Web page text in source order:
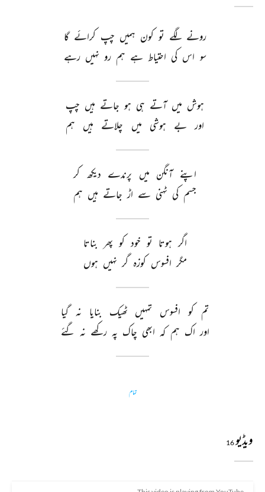
رونے لگے تو کون ہمیں چپ کرائے گا
سو اس کی احتیاط ہے ہم رو نہیں رہے
ہوش میں آتے ہی ہو جاتے ہیں چپ
اور بے ہوشی میں چلاتے ہیں ہم
اپنے آنگن میں پرندے دیکھ کر
جسم کی ٹہنی سے اڑ جاتے ہیں ہم
اگر ہوتا تو خود کو پھر بناتا
مگر افسوس کوزہ گر نہیں ہوں
تم کو افسوس تمہیں ٹھیک بنایا نہ گیا
اور اک ہم کہ ابھی چاک پہ رکھے نہ گئے
تمام
ویڈیو16